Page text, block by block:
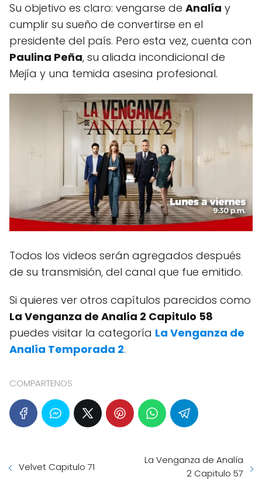
Su objetivo es claro: vengarse de Analía y
cumplir su sueño de convertirse en el
presidente del país. Pero esta vez, cuenta con
Paulina Peña, su aliada incondicional de
Mejía y una temida asesina profesional.
Todos los videos serán agregados después
de su transmisión, del canal que fue emitido.
Si quieres ver otros capítulos parecidos como
La Venganza de Analía 2 Capitulo 58
puedes visitar la categoría La Venganza de
Analía Temporada 2.
COMPARTENOS
Velvet Capitulo 71
La Venganza de Analía
2 Capitulo 57